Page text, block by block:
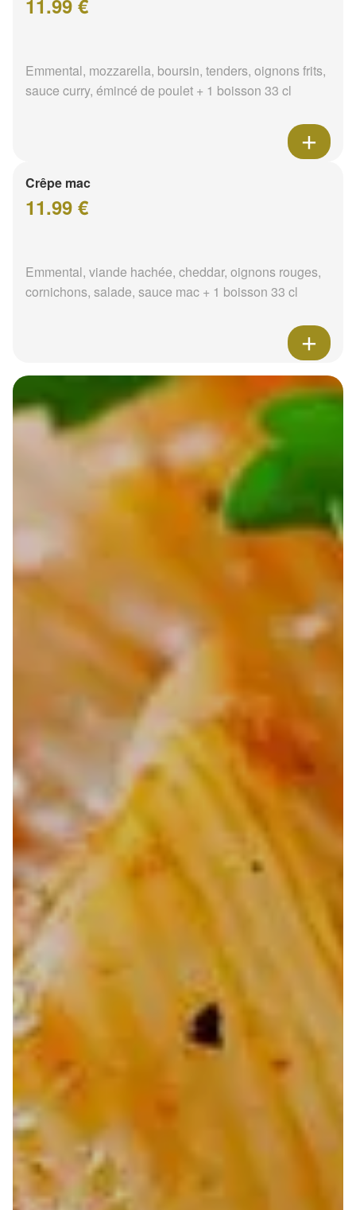
11.99 €
Emmental, mozzarella, boursin, tenders, oignons frits,
sauce curry, émincé de poulet + 1 boisson 33 cl
Crêpe mac
11.99 €
Emmental, viande hachée, cheddar, oignons rouges,
cornichons, salade, sauce mac + 1 boisson 33 cl